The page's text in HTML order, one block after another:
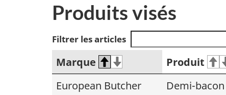
Produits visés
Filtrer les articles
Marque Produit
European Butcher
Demi-